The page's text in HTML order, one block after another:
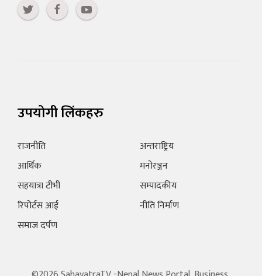
उपयोगी लिंकहरु
राजनीति
आर्थिक
सहयात्रा टीभी
रिपोर्टस आई
समाज दर्पण
अन्तराष्ट्रिय
मनोरञ्जन
सम्पादकीय
नीति निर्माण